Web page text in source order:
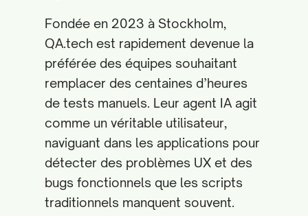
Fondée en 2023 à Stockholm,
QA.tech est rapidement devenue la
préférée des équipes souhaitant
remplacer des centaines d’heures
de tests manuels. Leur agent IA agit
comme un véritable utilisateur,
naviguant dans les applications pour
détecter des problèmes UX et des
bugs fonctionnels que les scripts
traditionnels manquent souvent.